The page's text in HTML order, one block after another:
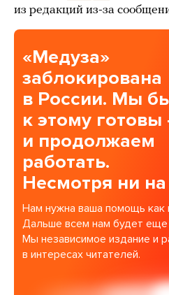
из редакций из-за
«Медуза»
заблокирована
в России. Мы
к этому
и продолжаем
работать.
Несмотря ни на
Нам нужна ваша помощь как
Дальше всем нам будет еще
Мы независимое издание и
в интересах читателей.